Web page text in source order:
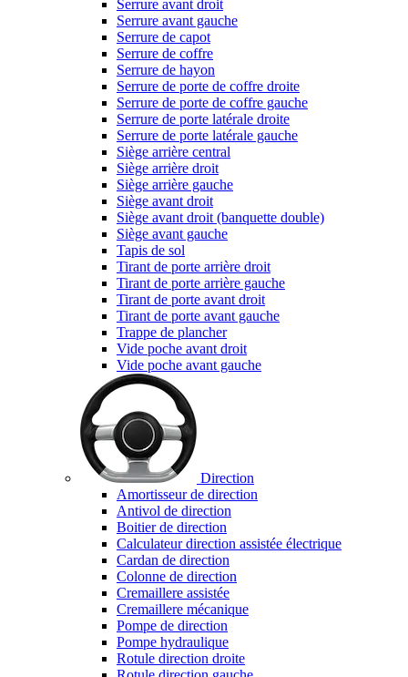
Serrure avant droit
Serrure avant gauche
Serrure de capot
Serrure de coffre
Serrure de hayon
Serrure de porte de coffre droite
Serrure de porte de coffre gauche
Serrure de porte latérale droite
Serrure de porte latérale gauche
Siège arrière central
Siège arrière droit
Siège arrière gauche
Siège avant droit
Siège avant droit (banquette double)
Siège avant gauche
Tapis de sol
Tirant de porte arrière droit
Tirant de porte arrière gauche
Tirant de porte avant droit
Tirant de porte avant gauche
Trappe de plancher
Vide poche avant droit
Vide poche avant gauche
Direction
Amortisseur de direction
Antivol de direction
Boitier de direction
Calculateur direction assistée électrique
Cardan de direction
Colonne de direction
Cremaillere assistée
Cremaillere mécanique
Pompe de direction
Pompe hydraulique
Rotule direction droite